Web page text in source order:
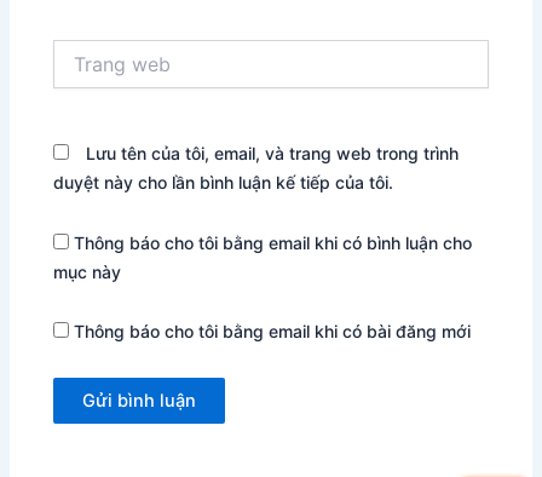
web
Lưu tên của tôi, email, và trang web trong trình
duyệt này cho lần bình luận kế tiếp của tôi.
Thông báo cho tôi bằng email khi có bình luận cho
mục này
Thông báo cho tôi bằng email khi có bài đăng mới